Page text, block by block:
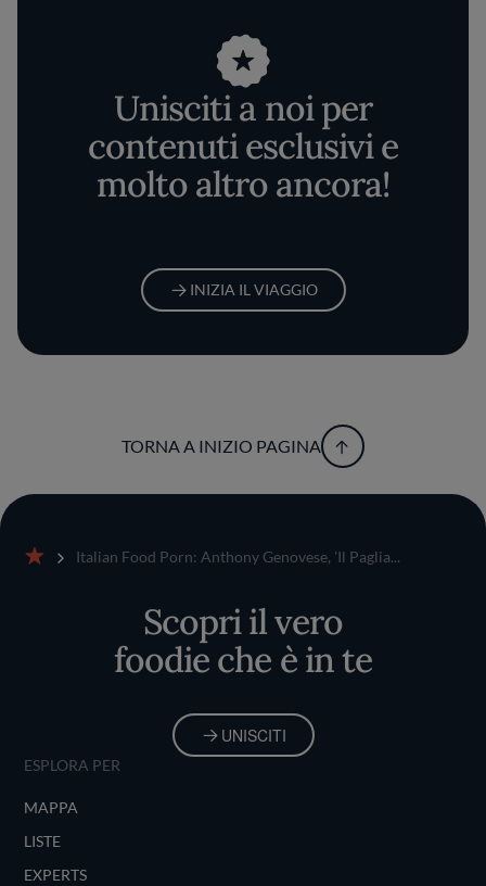
Unisciti a noi per
contenuti esclusivi e
molto altro ancora!
INIZIA IL VIAGGIO
TORNA A INIZIO PAGINA
Italian Food Porn: Anthony Genovese, 'Il Paglia...
Scopri il vero
foodie che è in te
UNISCITI
ESPLORA PER
MAPPA
LISTE
EXPERTS